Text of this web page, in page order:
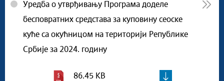
Уредба о утврђивању Програма доделе
бесповратних средстава за куповину сеоске
куће са окућницом на територији Републике
Србије за 2024. годину
86.45 KB